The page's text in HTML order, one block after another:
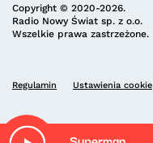
Copyright © 2020-2026.
Radio Nowy Świat sp. z o.o.
Wszelkie prawa zastrzeżone.
Regulamin Ustawienia cookie